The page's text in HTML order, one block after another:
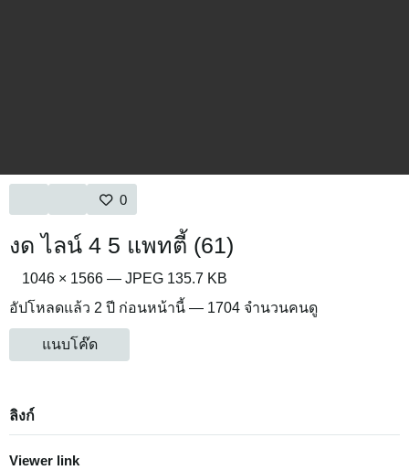
0
งด ไลน์ 4 5 แพทตี้ (61)
1046 × 1566 — JPEG 135.7 KB
อัปโหลดแล้ว 2 ปี ก่อนหน้านี้ — 1704 จำนวนคนดู
แนบโค๊ด
ลิงก์
Viewer link